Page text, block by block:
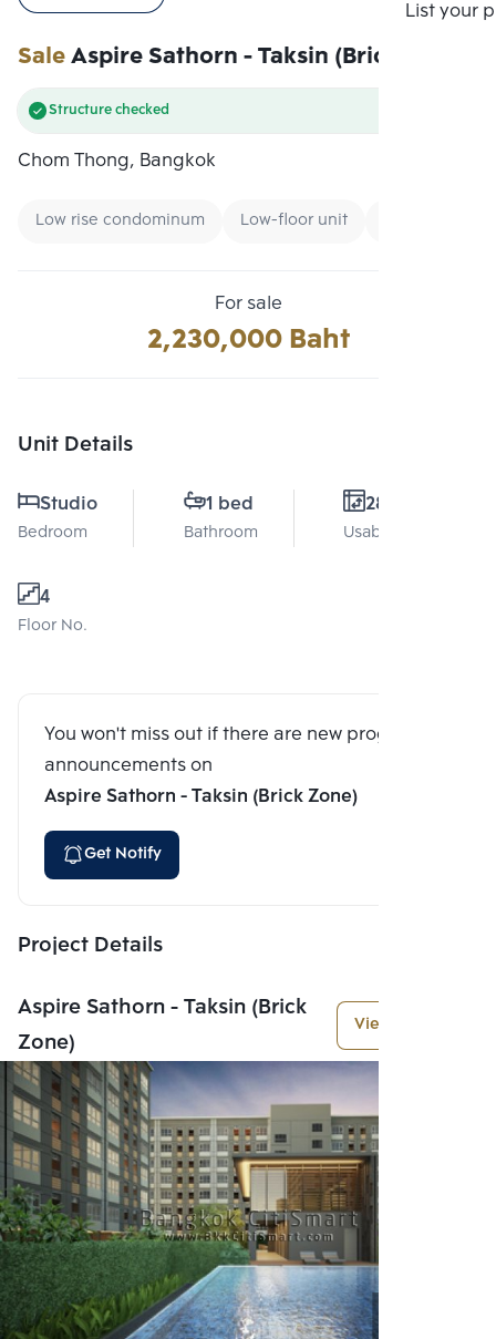
List your
SaleAspire Sathorn - Taksin (Brick Zone)
Structure checked
Chom Thong, Bangkok
Low rise condominum Low-floor unit
For sale
2,230,000 Baht
Unit Details
Studio
Bedroom
1 bed
Bathroom
28 Sq.m.
Usable area
4
Floor No.
You won't miss out if there are new program
announcements on
Aspire Sathorn - Taksin (Brick Zone)
Get Notify
Project Details
Aspire Sathorn - Taksin (Brick
Zone)
View More